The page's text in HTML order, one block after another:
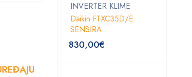
INVERTER KLIME
Daikin FTXC35D/E
SENSIRA
830,00€